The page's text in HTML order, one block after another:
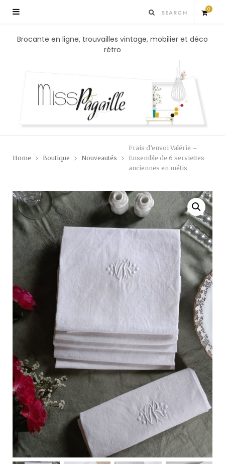
0
S
p
i
g
C
a
r
t
Brocante en ligne, trouvailles vintage, mobilier et déco
rétro
Home Boutique Nouveautés
Frais d’envoi Valérie –
Ensemble de 6 serviettes
anciennes en métis